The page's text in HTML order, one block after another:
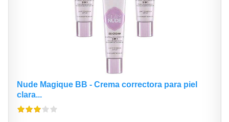
Nude Magique BB - Crema correctora para piel
clara...